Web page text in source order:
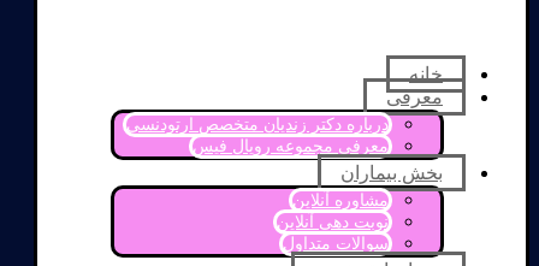
خانه
معرفی
درباره دکتر زندیان متخصص ارتودنسی
معرفی مجموعه رویال فیس
بخش بیماران
مشاوره آنلاین
نوبت دهی آنلاین
سوالات متداول